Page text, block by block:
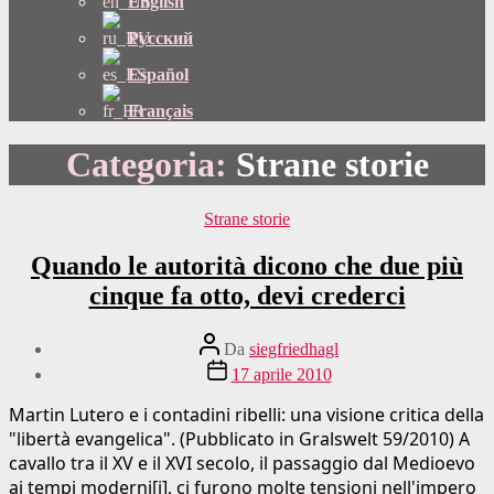
Русский
Español
Français
Categoria: Strane storie
Categorie
Strane storie
Quando le autorità dicono che due più
cinque fa otto, devi crederci
Autore
del
post
Da siegfriedhagl
Data
pubblicazione
17 aprile 2010
Martin Lutero e i contadini ribelli: una visione critica della
"libertà evangelica". (Pubblicato in Gralswelt 59/2010) A
cavallo tra il XV e il XVI secolo, il passaggio dal Medioevo
ai tempi moderni[i], ci furono molte tensioni nell'impero